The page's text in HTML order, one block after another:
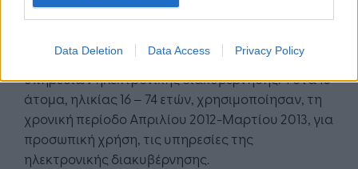
Data Deletion Data Access Privacy Policy
Ηλεκτρονική διακυβέρνυση
Σχετική σταθερότητα καταγράφεται στη χρήση
υπηρεσιών ηλεκτρονικής διακυβέρνησης. 4 στα 10
άτομα, ηλικίας 16 – 74 ετών, χρησιμοποίησαν, τη
χρονική περίοδο Απριλίου 2012-Μαρτίου 2013, για
προσωπική χρήση, τις υπηρεσίες της
ηλεκτρονικής διακυβέρνησης.